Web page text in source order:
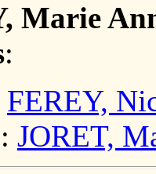
Marie
:
FEREY,
JORET,